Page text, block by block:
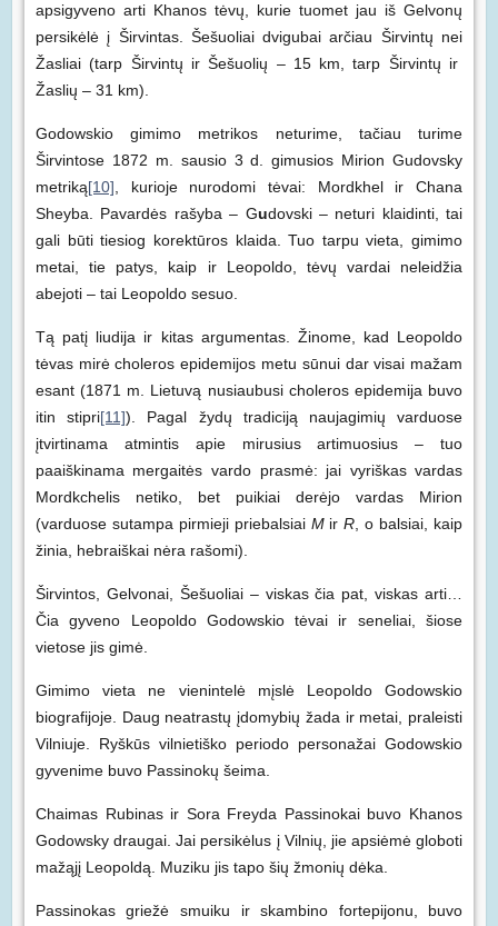
apsigyveno arti Khanos tėvų, kurie tuomet jau iš Gelvonų
persikėlė į Širvintas. Šešuoliai dvigubai arčiau Širvintų nei
Žasliai (tarp Širvintų ir Šešuolių – 15 km, tarp Širvintų ir
Žaslių – 31 km).
Godowskio gimimo metrikos neturime, tačiau turime
Širvintose 1872 m. sausio 3 d. gimusios Mirion Gudovsky
metriką[10] , kurioje nurodomi tėvai: Mordkhel ir Chana
Sheyba. Pavardės rašyba – Gudovski – neturi klaidinti, tai
gali būti tiesiog korektūros klaida. Tuo tarpu vieta, gimimo
metai, tie patys, kaip ir Leopoldo, tėvų vardai neleidžia
abejoti – tai Leopoldo sesuo.
Tą patį liudija ir kitas argumentas. Žinome, kad Leopoldo
tėvas mirė choleros epidemijos metu sūnui dar visai mažam
esant (1871 m. Lietuvą nusiaubusi choleros epidemija buvo
itin stipri[11]). Pagal žydų tradiciją naujagimių varduose
įtvirtinama atmintis apie mirusius artimuosius – tuo
paaiškinama mergaitės vardo prasmė: jai vyriškas vardas
Mordkchelis netiko, bet puikiai derėjo vardas Mirion
(varduose sutampa pirmieji priebalsiai MirR , o balsiai, kaip
žinia, hebraiškai nėra rašomi).
Širvintos, Gelvonai, Šešuoliai – viskas čia pat, viskas arti…
Čia gyveno Leopoldo Godowskio tėvai ir seneliai, šiose
vietose jis gimė.
Gimimo vieta ne vienintelė mįslė Leopoldo Godowskio
biografijoje. Daug neatrastų įdomybių žada ir metai, praleisti
Vilniuje. Ryškūs vilnietiško periodo personažai Godowskio
gyvenime buvo Passinokų šeima.
Chaimas Rubinas ir Sora Freyda Passinokai buvo Khanos
Godowsky draugai. Jai persikėlus į Vilnių, jie apsiėmė globoti
mažąjį Leopoldą. Muziku jis tapo šių žmonių dėka.
Passinokas griežė smuiku ir skambino fortepijonu, buvo